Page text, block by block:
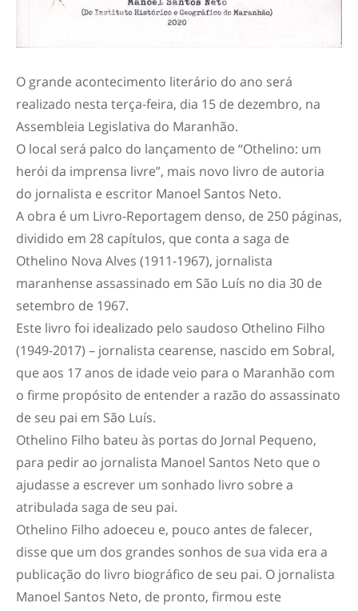
O grande acontecimento literário do ano será
realizado nesta terça-feira, dia 15 de dezembro, na
Assembleia Legislativa do Maranhão.
O local será palco do lançamento de “Othelino: um
herói da imprensa livre”, mais novo livro de autoria
do jornalista e escritor Manoel Santos Neto.
A obra é um Livro-Reportagem denso, de 250 páginas,
dividido em 28 capítulos, que conta a saga de
Othelino Nova Alves (1911-1967), jornalista
maranhense assassinado em São Luís no dia 30 de
setembro de 1967.
Este livro foi idealizado pelo saudoso Othelino Filho
(1949-2017) – jornalista cearense, nascido em Sobral,
que aos 17 anos de idade veio para o Maranhão com
o firme propósito de entender a razão do assassinato
de seu pai em São Luís.
Othelino Filho bateu às portas do Jornal Pequeno,
para pedir ao jornalista Manoel Santos Neto que o
ajudasse a escrever um sonhado livro sobre a
atribulada saga de seu pai.
Othelino Filho adoeceu e, pouco antes de falecer,
disse que um dos grandes sonhos de sua vida era a
publicação do livro biográfico de seu pai. O jornalista
Manoel Santos Neto, de pronto, firmou este